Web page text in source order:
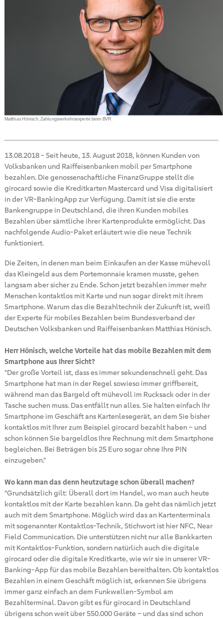
Matthias Hönisch, Zahlungsverkehrsexperte beim BVR
13.08.2018- Seit heute, 13. August 2018, können Kunden von
Volksbanken und Raiffeisenbanken mobil per Smartphone
bezahlen. Die genossenschaftliche FinanzGruppe stellt die
girocard sowie die Kreditkarten Mastercard und Visa digitalisiert
in der VR-BankingApp zur Verfügung. Damit ist sie die erste
Bankengruppe in Deutschland, die ihren Kunden mobiles
Bezahlen über sämtliche ihrer Kartenprodukte ermöglicht. Das
nachfolgende Audio-Paket erläutert wie die neue Technik
funktioniert.
Die Zeiten, in denen man beim Einkaufen an der Kasse mühevoll
das Kleingeld aus dem Portemonnaie kramen musste, gehen
langsam aber sicher zu Ende. Schon jetzt bezahlen immer mehr
Menschen kontaktlos mit Karte und nun sogar direkt mit ihrem
Smartphone. Warum das die Bezahltechnik der Zukunft ist, weiß
der Experte für mobiles Bezahlen beim Bundesverband der
Deutschen Volksbanken und Raiffeisenbanken Matthias Hönisch.
Herr Hönisch, welche Vorteile hat das mobile Bezahlen mit dem
Smartphone aus Ihrer Sicht?
"Der große Vorteil ist, dass es immer sekundenschnell geht. Das
Smartphone hat man in der Regel sowieso immer griffbereit,
während man das Bargeld oft mühevoll im Rucksack oder in der
Tasche suchen muss. Das entfällt nun alles. Sie halten einfach Ihr
Smartphone im Geschäft ans Kartenlesegerät, an dem Sie bisher
kontaktlos mit Ihrer zum Beispiel girocard bezahlt haben – und
schon können Sie bargeldlos Ihre Rechnung mit dem Smartphone
begleichen. Bei Beträgen bis 25 Euro sogar ohne Ihre PIN
einzugeben."
Wo kann man das denn heutzutage schon überall machen?
"Grundsätzlich gilt: Überall dort im Handel, wo man auch heute
kontaktlos mit der Karte bezahlen kann. Da geht das nämlich jetzt
auch mit dem Smartphone. Möglich wird das an Kartenterminals
mit sogenannter Kontaktlos-Technik, Stichwort ist hier NFC, Near
Field Communication. Die unterstützen nicht nur alle Bankkarten
mit Kontaktlos-Funktion, sondern natürlich auch die digitale
girocard oder die digitale Kreditkarte, wie wir sie in unserer VR-
Banking-App für das mobile Bezahlen bereithalten. Ob kontaktlos
Bezahlen in einem Geschäft möglich ist, erkennen Sie übrigens
immer ganz einfach an dem Funkwellen-Symbol am
Bezahlterminal. Davon gibt es für girocard in Deutschland
übrigens schon weit über 550.000 Geräte – und das sind schon